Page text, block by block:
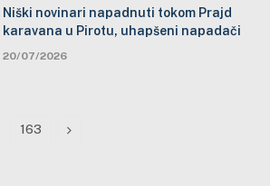
Niški novinari napadnuti tokom Prajd
karavana u Pirotu, uhapšeni napadači
20/07/2026
163 Next